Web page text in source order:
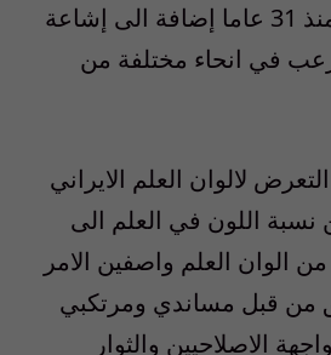
البلاد للمرة الاولى منذ 31 عاما إضافة الى إشاعة
في انحاء مختلفة من
لالوان العلم الايراني
نسبة اللون في العلم الى
الوان العلم واصفين الامر
من قبل مساندي ومرتكبي
الاصلاحيين والثوار